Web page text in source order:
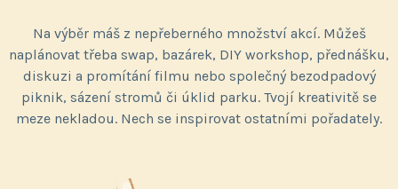
Na výběr máš z nepřeberného množství akcí. Můžeš
naplánovat třeba swap, bazárek, DIY workshop, přednášku,
diskuzi a promítání filmu nebo společný bezodpadový
piknik, sázení stromů či úklid parku. Tvojí kreativitě se
meze nekladou. Nech se inspirovat ostatními pořadately.